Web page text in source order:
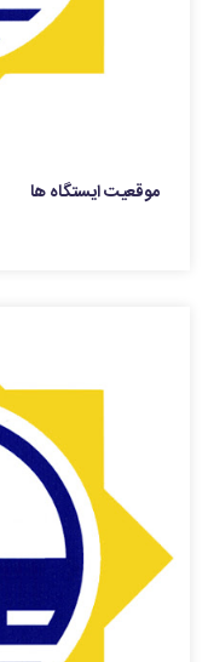
موقعیت ایستگاه ها